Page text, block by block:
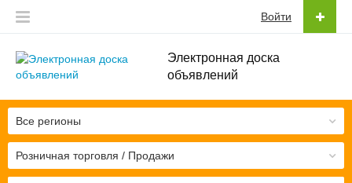
Электронная доска
объявлений
Войти
Розничная торговля / Продажи
Все регионы